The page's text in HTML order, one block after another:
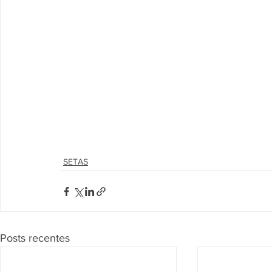
SETAS
Posts recentes